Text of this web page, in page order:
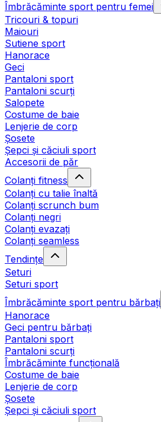
Îmbrăcăminte sport pentru femei
Tricouri & topuri
Maiouri
Sutiene sport
Hanorace
Geci
Pantaloni sport
Pantaloni scurți
Salopete
Costume de baie
Lenjerie de corp
Șosete
Șepci și căciuli sport
Accesorii de păr
Colanți fitness
Colanți cu talie înaltă
Colanți scrunch bum
Colanți negri
Colanți evazați
Colanți seamless
Tendințe
Seturi
Seturi sport
Îmbrăcăminte sport pentru bărbați
Hanorace
Geci pentru bărbați
Pantaloni sport
Pantaloni scurți
Îmbrăcăminte funcțională
Costume de baie
Lenjerie de corp
Șosete
Șepci și căciuli sport